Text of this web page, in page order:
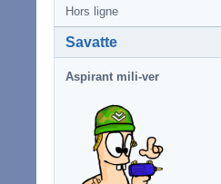
Hors ligne
Savatte
Aspirant mili-ver